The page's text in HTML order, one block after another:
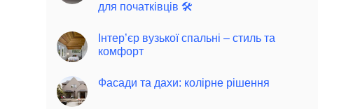
для початківців 🛠️
Інтер’єр вузької спальні – стиль та
комфорт
Фасади та дахи: колірне рішення